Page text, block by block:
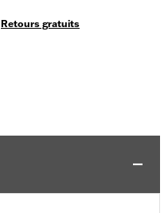
Retours gratuits